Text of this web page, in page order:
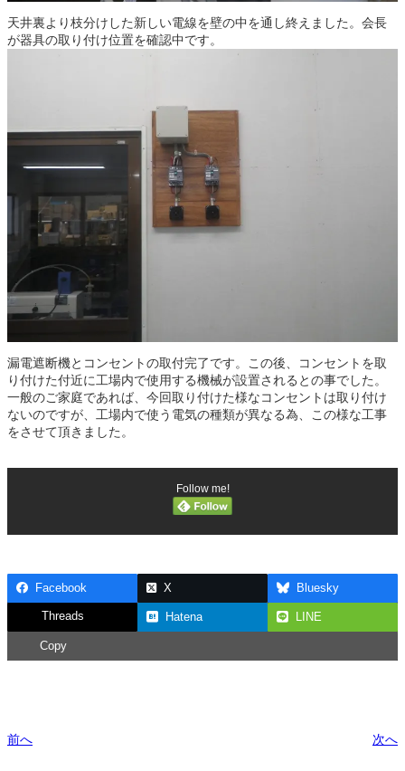
天井裏より枝分けした新しい電線を壁の中を通し終えました。会長
が器具の取り付け位置を確認中です。
漏電遮断機とコンセントの取付完了です。この後、コンセントを取
り付けた付近に工場内で使用する機械が設置されるとの事でした。
一般のご家庭であれば、今回取り付けた様なコンセントは取り付け
ないのですが、工場内で使う電気の種類が異なる為、この様な工事
をさせて頂きました。
Follow me!
Facebook X Bluesky
Threads Hatena LINE
Copy
前へ 次へ